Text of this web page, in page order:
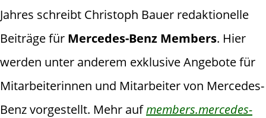
Jahres schreibt Christoph Bauer redaktionelle
Beiträge für Mercedes-Benz Members. Hier
werden unter anderem exklusive Angebote für
Mitarbeiterinnen und Mitarbeiter von Mercedes-
Benz vorgestellt. Mehr aufmembers.mercedes-